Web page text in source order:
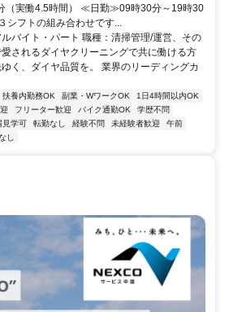
（実働4.5時間） ≪日勤≫09時30分～19時30
シフトの組み合わせです...
バイト・パート 職種：清掃管理/運営、その
されるダイヤクリーニングで共に働ける方
く、ダイヤ品質を。 業界のリーディングカ
扶養内勤務OK 副業・WワークOK
1日4時間以内OK
フリーター歓迎 バイク通勤OK
学歴不問
見学可 転勤なし 経験不問 未経験者歓迎
午前
し